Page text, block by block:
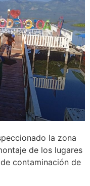
la zona
de los lugares
contaminación de